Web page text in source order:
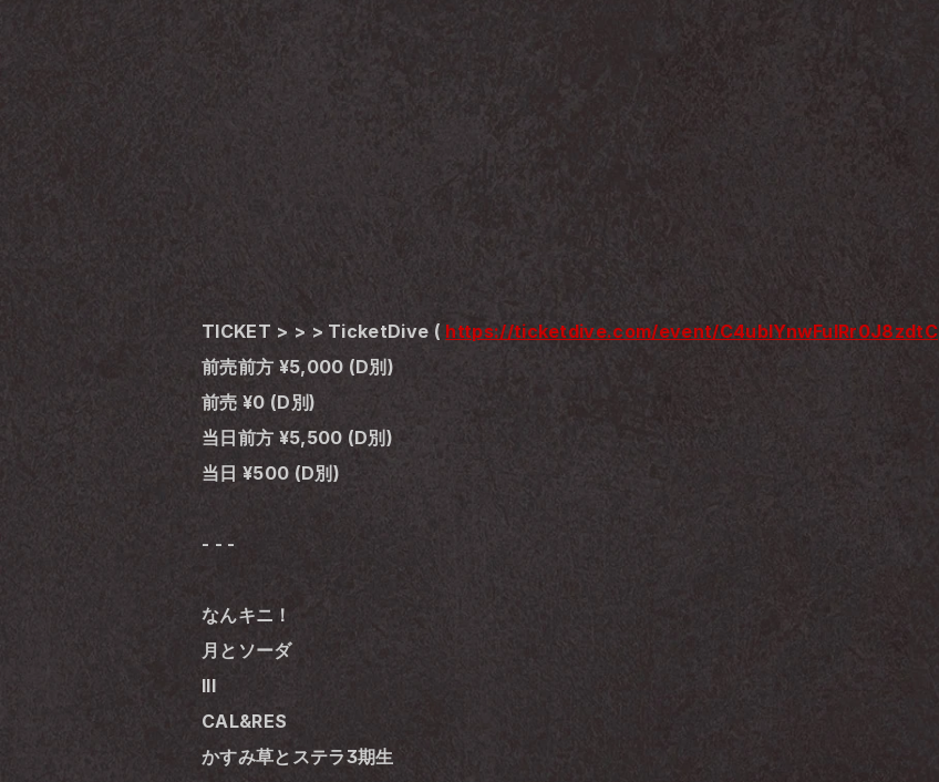
TICKET > > > TicketDive ( https://ticketdive.com/event/C4ubIYnwFuIRr0J8zdtC
前売前方 ¥5,000 (D別)
前売 ¥0 (D別)
当日前方 ¥5,500 (D別)
当日 ¥500 (D別)
- - -
なんキニ！
月とソーダ
Ill
CAL&RES
かすみ草とステラ3期生